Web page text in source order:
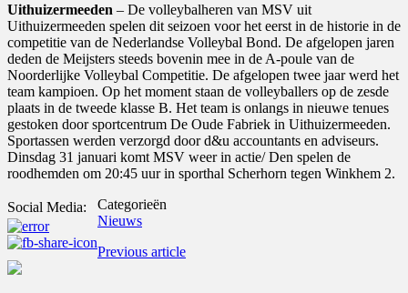
Uithuizermeeden – De volleybalheren van MSV uit
Uithuizermeeden spelen dit seizoen voor het eerst in de historie in de
competitie van de Nederlandse Volleybal Bond. De afgelopen jaren
deden de Meijsters steeds bovenin mee in de A-poule van de
Noorderlijke Volleybal Competitie. De afgelopen twee jaar werd het
team kampioen. Op het moment staan de volleyballers op de zesde
plaats in de tweede klasse B. Het team is onlangs in nieuwe tenues
gestoken door sportcentrum De Oude Fabriek in Uithuizermeeden.
Sportassen werden verzorgd door d&u accountants en adviseurs.
Dinsdag 31 januari komt MSV weer in actie/ Den spelen de
roodhemden om 20:45 uur in sporthal Scherhorn tegen Winkhem 2.
Social Media:
Categorieën
Nieuws
Previous article